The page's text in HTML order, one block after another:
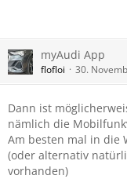
myAudi App
flofloi 30.
Dann ist
nämlich die
Am besten mal in die
(oder alternativ
vorhanden)